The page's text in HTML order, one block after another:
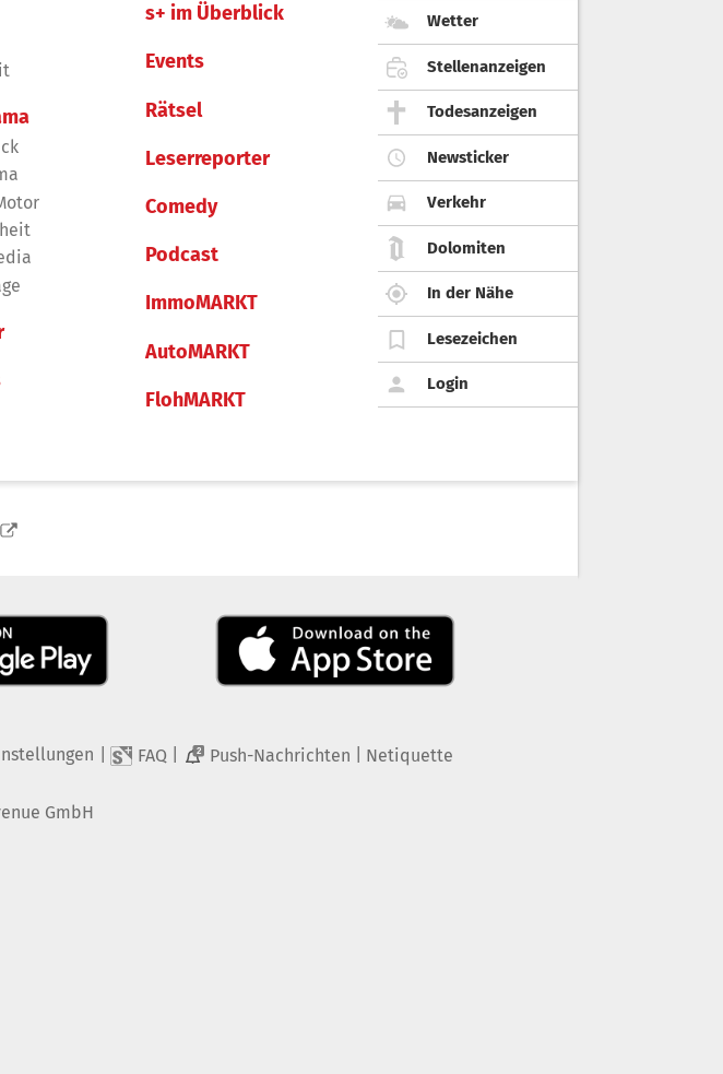
s+ im Überblick
Events
Rätsel
Leserreporter
Comedy
Podcast
ImmoMARKT
AutoMARKT
FlohMARKT
Wetter
Stellenanzeigen
Todesanzeigen
Newsticker
Verkehr
Dolomiten
In der Nähe
Lesezeichen
Login
FAQ 2 Push-Nachrichten Netiquette
GmbH